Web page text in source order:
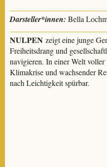
Darsteller*innen: Bella
NULPEN zeigt eine junge
Freiheitsdrang und
navigieren. In einer Welt
Klimakrise und wachsender
nach Leichtigkeit spürbar.